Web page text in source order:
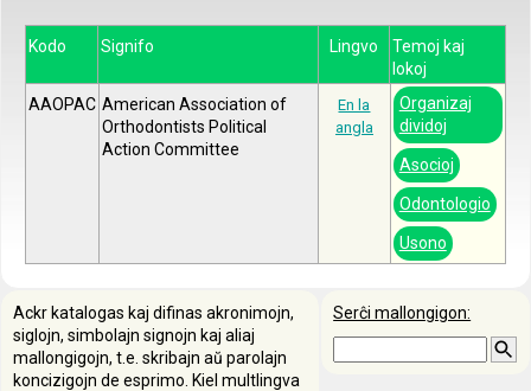
Kodo Signifo Lingvo
Temoj kaj
lokoj
AAOPAC American Association of
Orthodontists Political
Action Committee
En la
angla
Organizaj
dividoj
Asocioj
Odontologio
Usono
Serĉi mallongigon:
Ackr katalogas kaj difinas akronimojn,
siglojn, simbolajn signojn kaj aliaj
mallongigojn, t.e. skribajn aŭ parolajn
koncizigojn de esprimo. Kiel multlingva